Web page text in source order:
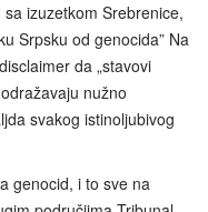
izuzetkom Srebrenice,
Srpsku od genocida” Na
da „stavovi
nužno
svakog istinoljubivog
genocid, i to sve na